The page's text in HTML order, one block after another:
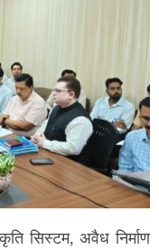
सिस्टम, अवैध निर्माण